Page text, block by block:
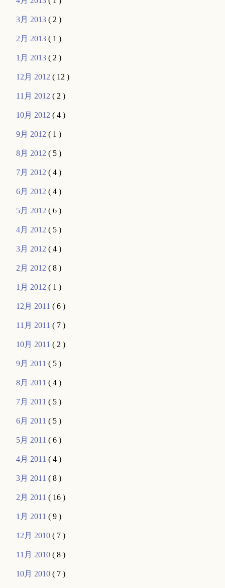
3月 2013( 2 )
2月 2013( 1 )
1月 2013( 2 )
12月 2012( 12 )
11月 2012( 2 )
10月 2012( 4 )
9月 2012( 1 )
8月 2012( 5 )
7月 2012( 4 )
6月 2012( 4 )
5月 2012( 6 )
4月 2012( 5 )
3月 2012( 4 )
2月 2012( 8 )
1月 2012( 1 )
12月 2011( 6 )
11月 2011( 7 )
10月 2011( 2 )
9月 2011( 5 )
8月 2011( 4 )
7月 2011( 5 )
6月 2011( 5 )
5月 2011( 6 )
4月 2011( 4 )
3月 2011( 8 )
2月 2011( 16 )
1月 2011( 9 )
12月 2010( 7 )
11月 2010( 8 )
10月 2010( 7 )